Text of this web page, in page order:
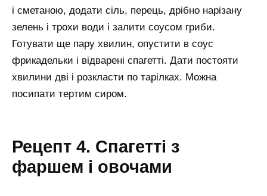
і сметаною, додати сіль, перець, дрібно нарізану
зелень і трохи води і залити соусом гриби.
Готувати ще пару хвилин, опустити в соус
фрикадельки і відварені спагетті. Дати постояти
хвилини дві і розкласти по тарілках. Можна
посипати тертим сиром.
Рецепт 4. Спагетті з
фаршем і овочами